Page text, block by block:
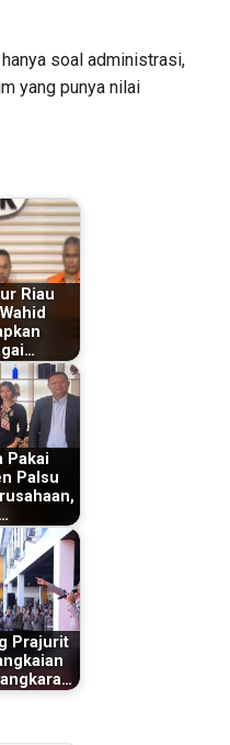
soal administrasi,
yang punya nilai
Riau
Pakai
Palsu
Prajurit